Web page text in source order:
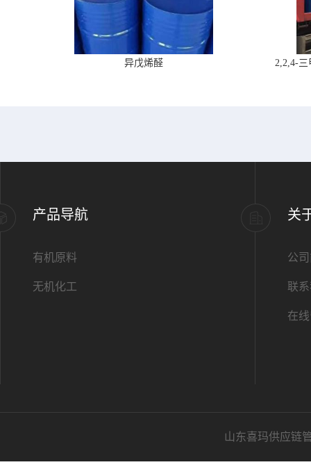
异戊烯醛 2,2,4-
产品导航
有机原料
无机化工
关
公
联
在
山东喜玛供应链